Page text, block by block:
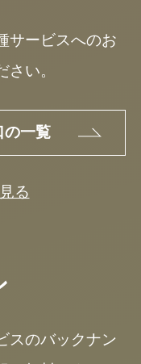
サービスへのお
い。
の一覧
る
スのバックナン